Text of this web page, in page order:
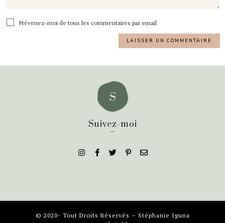
Prévenez-moi de tous les commentaires par email
Suivez-moi
_
© 2020- Tout Droits Réservés – Stéphanie Iguna